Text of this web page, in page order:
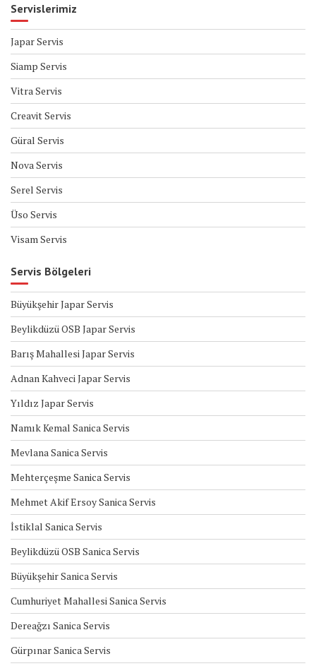
Servislerimiz
Japar Servis
Siamp Servis
Vitra Servis
Creavit Servis
Güral Servis
Nova Servis
Serel Servis
Üso Servis
Visam Servis
Servis Bölgeleri
Büyükşehir Japar Servis
Beylikdüzü OSB Japar Servis
Barış Mahallesi Japar Servis
Adnan Kahveci Japar Servis
Yıldız Japar Servis
Namık Kemal Sanica Servis
Mevlana Sanica Servis
Mehterçeşme Sanica Servis
Mehmet Akif Ersoy Sanica Servis
İstiklal Sanica Servis
Beylikdüzü OSB Sanica Servis
Büyükşehir Sanica Servis
Cumhuriyet Mahallesi Sanica Servis
Dereağzı Sanica Servis
Gürpınar Sanica Servis